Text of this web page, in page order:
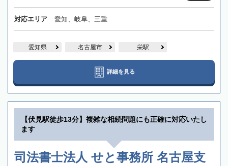
対応エリア 愛知、岐阜、三重
愛知県 名古屋市 栄駅
詳細を見る
【伏見駅徒歩13分】複雑な相続問題にも正確に対応いたし
ます
司法書士法人 せと事務所 名古屋支